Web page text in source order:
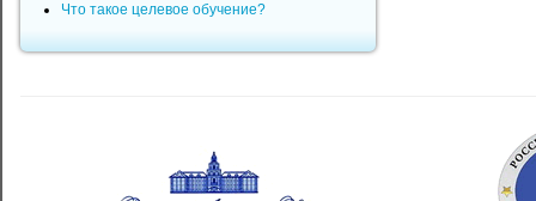
Что такое целевое обучение?